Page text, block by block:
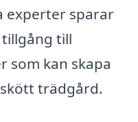
experter sparar
till
som kan skapa
trädgård.